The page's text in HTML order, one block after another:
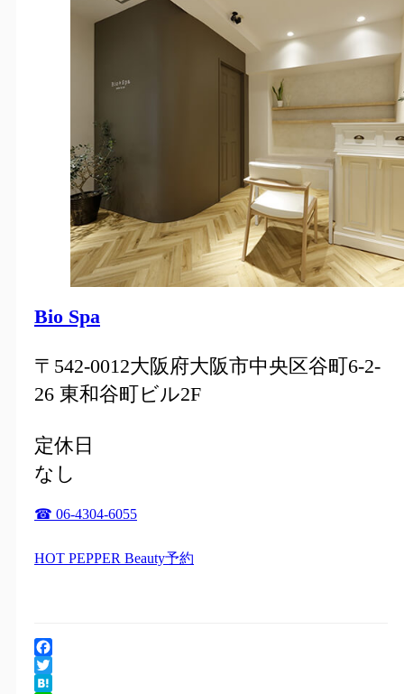
Bio Spa
〒542-0012大阪府大阪市中央区谷町6-2-
26 東和谷町ビル2F
定休日
なし
☎ 06-4304-6055
HOT PEPPER Beauty予約
Facebook
Twitter